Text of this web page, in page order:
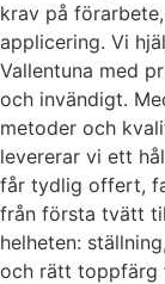
krav på
applicering. Vi
Vallentuna med
och invändigt.
metoder och
levererar vi ett
får tydlig offert,
från första tvätt
helheten:
och rätt toppfärg